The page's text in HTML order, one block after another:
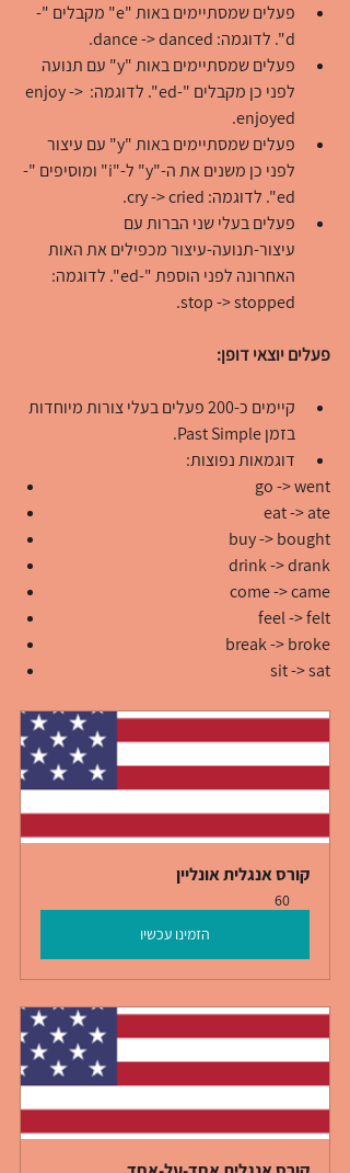
פעלים שמסתיימים באות "e" מקבלים "-
d". לדוגמה: dance -> danced.
פעלים שמסתיימים באות "y" עם תנועה
לפני כן מקבלים "-ed". לדוגמה: enjoy ->
enjoyed.
פעלים שמסתיימים באות "y" עם עיצור
לפני כן משנים את ה-"y" ל-"i" ומוסיפים "-
ed". לדוגמה: cry -> cried.
פעלים בעלי שני הברות עם
עיצור-תנועה-עיצור מכפילים את האות
האחרונה לפני הוספת "-ed". לדוגמה:
stop -> stopped.
פעלים יוצאי דופן:
קיימים כ-200 פעלים בעלי צורות מיוחדות
בזמן Past Simple.
דוגמאות נפוצות:
go -> went
eat -> ate
buy -> bought
drink -> drank
come -> came
feel -> felt
break -> broke
sit -> sat
קורס אנגלית אונליין
60
הזמינו עכשיו